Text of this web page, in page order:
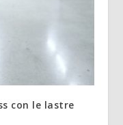
con le lastre